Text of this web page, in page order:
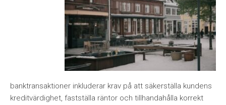
banktransaktioner inkluderar krav på att säkerställa kundens
kreditvärdighet, fastställa räntor och tillhandahålla korrekt